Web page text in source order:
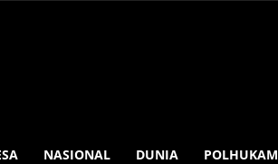
NASIONAL DUNIA POLHUKAM